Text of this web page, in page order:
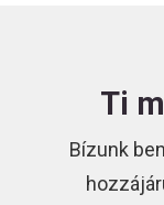
Ti
Bízunk